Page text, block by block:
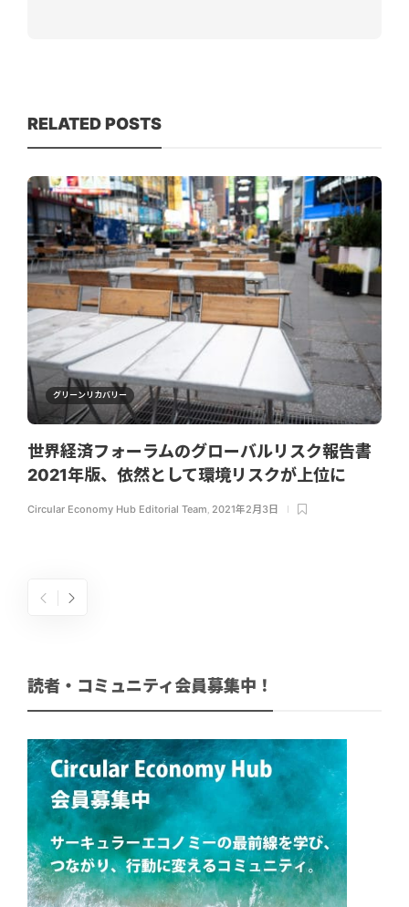
RELATED POSTS
グリーンリカバリー
世界経済フォーラムのグローバルリスク報告書
2021年版、依然として環境リスクが上位に
Circular Economy Hub Editorial Team 2021年2月3日
読者・コミュニティ会員募集中！